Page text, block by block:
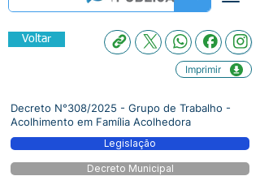
Voltar
Imprimir
Decreto N°308/2025 - Grupo de Trabalho -
Acolhimento em Família Acolhedora
Legislação
Decreto Municipal